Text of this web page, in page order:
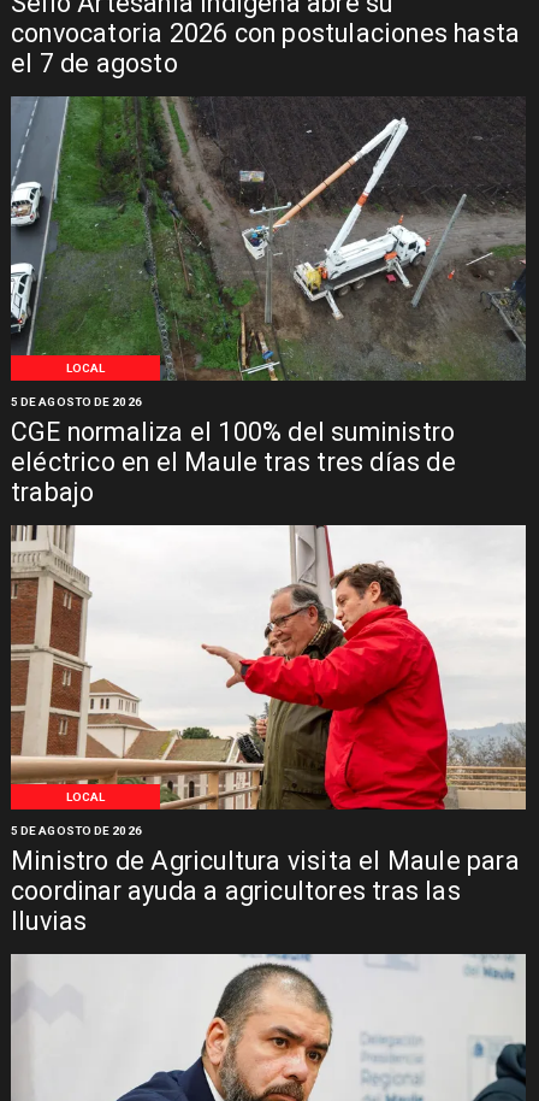
convocatoria 2026 con postulaciones hasta
el 7 de agosto
LOCAL
CGE normaliza el 100% del suministro
eléctrico en el Maule tras tres días de
trabajo
5 DE AGOSTO DE 2026
LOCAL
Ministro de Agricultura visita el Maule para
coordinar ayuda a agricultores tras las
lluvias
5 DE AGOSTO DE 2026